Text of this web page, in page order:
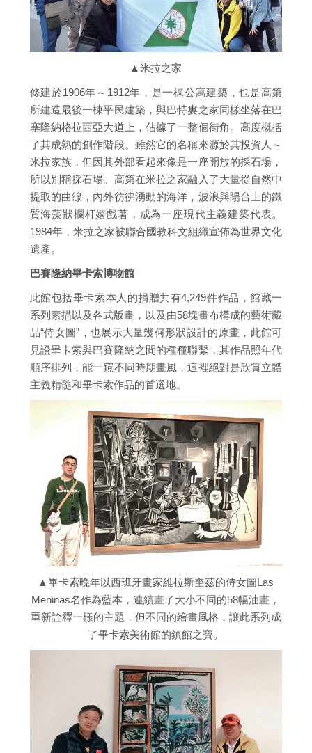
▲米拉之家
修建於1906年～1912年，是一棟公寓建築，也是高第
所建造最後一棟平民建築，與巴特婁之家同樣坐落在巴
塞隆納格拉西亞大道上，佔據了一整個街角。高度概括
了其成熟的創作階段。雖然它的名稱來源於其投資人～
米拉家族，但因其外部看起來像是一座開放的採石場，
所以別稱採石場。高第在米拉之家融入了大量從自然中
提取的曲線，內外彷彿湧動的海洋，波浪與陽台上的鐵
質海藻狀欄杆嬉戲著，成為一座現代主義建築代表。
1984年，米拉之家被聯合國教科文組織宣佈為世界文化
遺產。
巴賽隆納畢卡索博物館
此館包括畢卡索本人的捐贈共有4,249件作品，館藏一
系列素描以及各式版畫，以及由58塊畫布構成的藝術藏
品“侍女圖”，也展示大量幾何形狀設計的原畫，此館可
見證畢卡索與巴賽隆納之間的種種聯繫，其作品照年代
順序排列，能一窺不同時期畫風，這裡絕對是欣賞立體
主義精髓和畢卡索作品的首選地。
▲畢卡索晚年以西班牙畫家維拉斯奎茲的侍女圖Las
Meninas名作為藍本，連續畫了大小不同的58幅油畫，
重新詮釋一樣的主題，但不同的繪畫風格，讓此系列成
了畢卡索美術館的鎮館之寶。